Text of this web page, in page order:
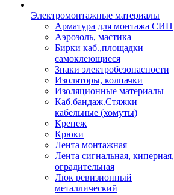
Электромонтажные материалы
Арматура для монтажа СИП
Аэрозоль, мастика
Бирки каб.,площадки
самоклеющиеся
Знаки электробезопасности
Изоляторы, колпачки
Изоляционные материалы
Каб.бандаж.Стяжки
кабельные (хомуты)
Крепеж
Крюки
Лента монтажная
Лента сигнальная, киперная,
оградительная
Люк ревизионный
металлический